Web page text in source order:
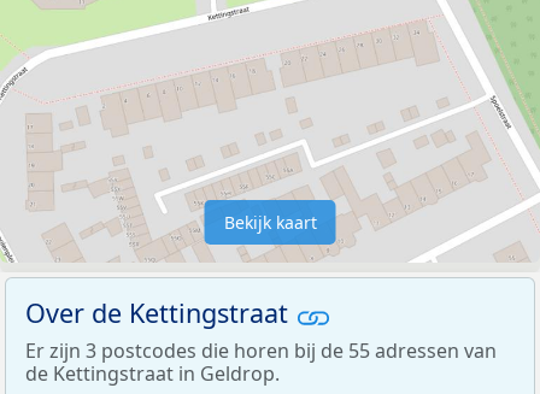
Bekijk kaart
Over de Kettingstraat
Er zijn 3 postcodes die horen bij de 55 adressen van
de Kettingstraat in Geldrop.